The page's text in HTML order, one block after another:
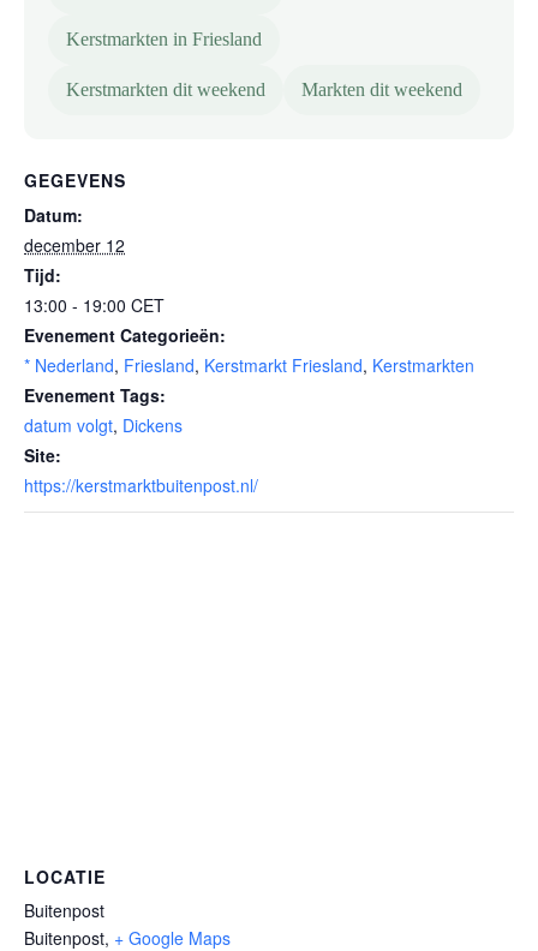
Kerstmarkten in Friesland
Kerstmarkten dit weekend Markten dit weekend
GEGEVENS
Datum:
december 12
Tijd:
13:00 - 19:00 CET
Evenement Categorieën:
* Nederland, Friesland, Kerstmarkt Friesland, Kerstmarkten
Evenement Tags:
datum volgt, Dickens
Site:
https://kerstmarktbuitenpost.nl/
LOCATIE
Buitenpost
Buitenpost, + Google Maps